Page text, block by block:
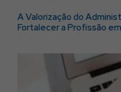
A Valorização do
Fortalecer a Profissão